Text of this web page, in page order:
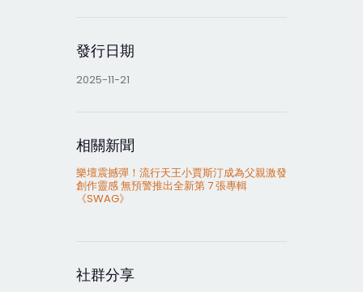
發行日期
2025-11-21
相關新聞
樂壇震撼彈！流行天王小賈斯汀成為父親激發
創作靈感 無預警推出全新第 7 張專輯
《SWAG》
社群分享